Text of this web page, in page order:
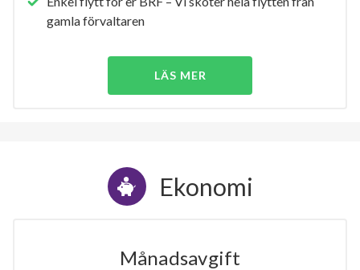
gamla förvaltaren
LÄS MER
Ekonomi
Månadsavgift